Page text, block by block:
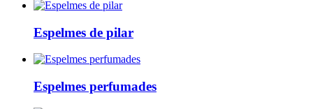
Espelmes de pilar
Espelmes perfumades